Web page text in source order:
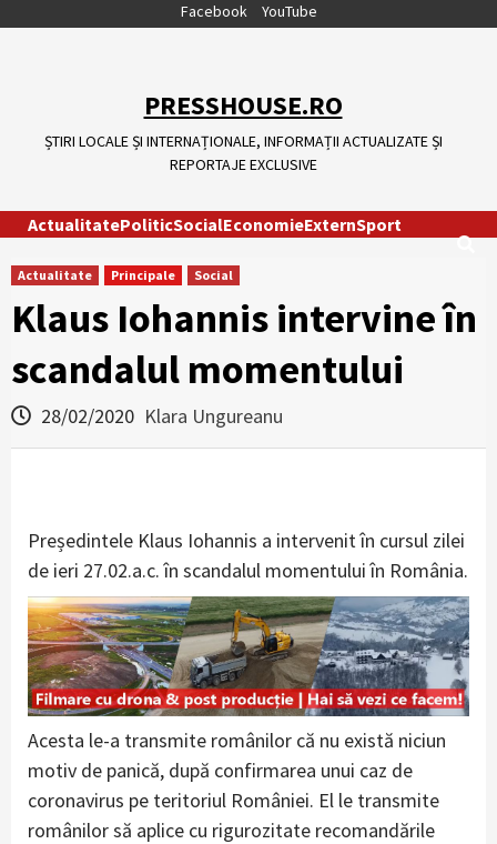
Facebook YouTube
PRESSHOUSE.RO
ȘTIRI LOCALE ȘI INTERNAȚIONALE, INFORMAȚII ACTUALIZATE ȘI
REPORTAJE EXCLUSIVE
ActualitatePoliticSocialEconomieExternSport
Actualitate Principale Social
Klaus Iohannis intervine în
scandalul momentului
28/02/2020 Klara Ungureanu
Președintele Klaus Iohannis a intervenit în cursul zilei
de ieri 27.02.a.c. în scandalul momentului în România.
Acesta le-a transmite românilor că nu există niciun
motiv de panică, după confirmarea unui caz de
coronavirus pe teritoriul României. El le transmite
românilor să aplice cu rigurozitate recomandările